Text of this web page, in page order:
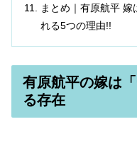
まとめ｜有原航平
れる5つの理由!!
有原航平の嫁は
る存在